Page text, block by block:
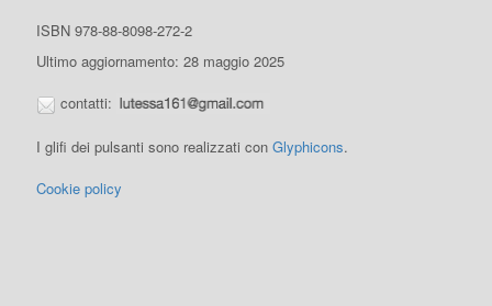
ISBN 978-88-8098-272-2
Ultimo aggiornamento: 28 maggio 2025
contatti:
I glifi dei pulsanti sono realizzati conGlyphicons.
Cookie policy